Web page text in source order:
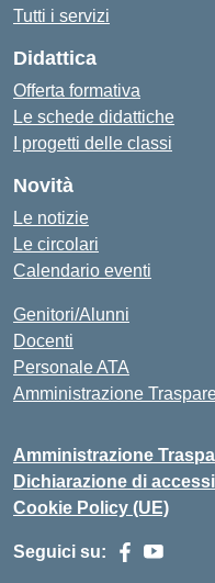
Tutti i servizi
Didattica
Offerta formativa
Le schede didattiche
I progetti delle classi
Novità
Le notizie
Le circolari
Calendario eventi
Genitori/Alunni
Docenti
Personale ATA
Amministrazione
Amministrazione
Dichiarazione di
Cookie Policy (UE)
Seguici su: